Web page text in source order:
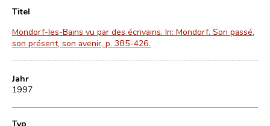
Titel
Mondorf-les-Bains vu par des écrivains. In: Mondorf. Son passé,
son présent, son avenir, p. 385-426.
Jahr
1997
Typ